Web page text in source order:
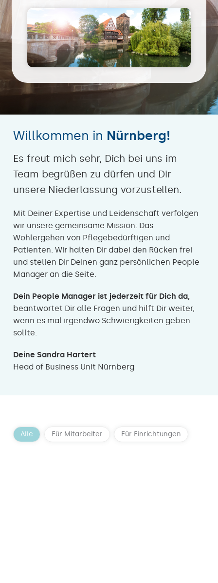
Willkommen in Nürnberg!
Es freut mich sehr, Dich bei uns im
Team begrüßen zu dürfen und Dir
unsere Niederlassung vorzustellen.
Mit Deiner Expertise und Leidenschaft verfolgen
wir unsere gemeinsame Mission: Das
Wohlergehen von Pflegebedürftigen und
Patienten. Wir halten Dir dabei den Rücken frei
und stellen Dir Deinen ganz persönlichen People
Manager an die Seite.
Dein People Manager ist jederzeit für Dich da,
beantwortet Dir alle Fragen und hilft Dir weiter,
wenn es mal irgendwo Schwierigkeiten geben
sollte.
Deine Sandra Hartert
Head of Business Unit Nürnberg
Alle Für Mitarbeiter Für Einrichtungen